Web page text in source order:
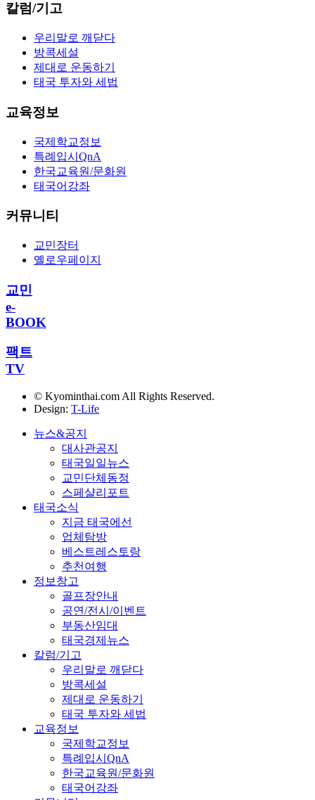
칼럼/기고
우리말로 깨닫다
방콕세설
제대로 운동하기
태국 투자와 세법
교육정보
국제학교정보
특례입시QnA
한국교육원/문화원
태국어강좌
커뮤니티
교민장터
옐로우페이지
교민
e-
BOOK
팩트
TV
© Kyominthai.com All Rights Reserved.
Design: T-Life
뉴스&공지
대사관공지
태국일일뉴스
교민단체동정
스페샬리포트
태국소식
지금 태국에선
업체탐방
베스트레스토랑
추천여행
정보창고
골프장안내
공연/전시/이벤트
부동산임대
태국경제뉴스
칼럼/기고
우리말로 깨닫다
방콕세설
제대로 운동하기
태국 투자와 세법
교육정보
국제학교정보
특례입시QnA
한국교육원/문화원
태국어강좌